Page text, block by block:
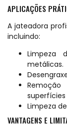
APLICAÇÕES
A jateadora
incluindo:
Limpeza
metálicas.
superfícies
Limpeza
VANTAGENS E